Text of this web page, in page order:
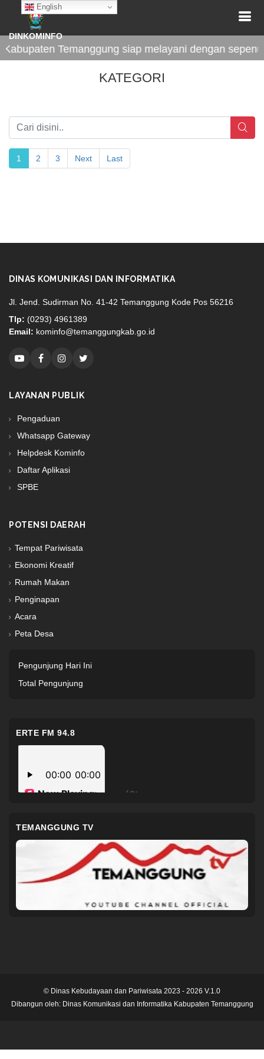
English
DINKOMINFO
Temanggung siap melayani dengan
KATEGORI
1 2 3 Next Last
DINAS KOMUNIKASI DAN INFORMATIKA
Jl. Jend. Sudirman No. 41-42 Temanggung Kode Pos 56216
Tlp: (0293) 4961389
Email: kominfo@temanggungkab.go.id
LAYANAN PUBLIK
Pengaduan
Whatsapp Gateway
Helpdesk Kominfo
Daftar Aplikasi
SPBE
POTENSI DAERAH
Tempat Pariwisata
Ekonomi Kreatif
Rumah Makan
Penginapan
Acara
Peta Desa
Pengunjung Hari Ini
Total Pengunjung
ERTE FM 94.8
TEMANGGUNG TV
© Dinas Kebudayaan dan Pariwisata 2023 - 2026 V.1.0
Dibangun oleh: Dinas Komunikasi dan Informatika Kabupaten Temanggung